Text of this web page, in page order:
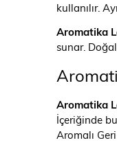
kullanılır.
Aromatika
sunar.
Aromatika
İçeriğinde
Aromalı